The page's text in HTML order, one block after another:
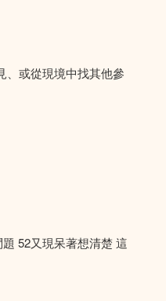
、或從現境中找其他參
52又現呆著想清楚 這